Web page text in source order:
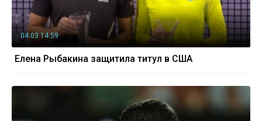
04.03 14:59
Елена Рыбакина защитила титул в США